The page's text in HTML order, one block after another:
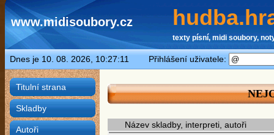
www.midisoubory.cz
texty písní, midi soubory,
Dnes je 10. 08. 2026, 10:27:11 Přihlášení uživatele:
Titulní strana
Skladby
Autoři Název skladby, interpreti, autoři